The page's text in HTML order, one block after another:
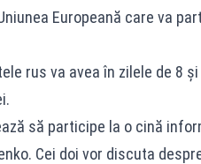
Europeană care va
rus va avea în zilele de 8
să participe la o cină
Cei doi vor discuta